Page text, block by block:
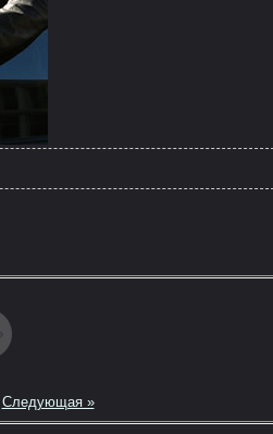
Следующая »